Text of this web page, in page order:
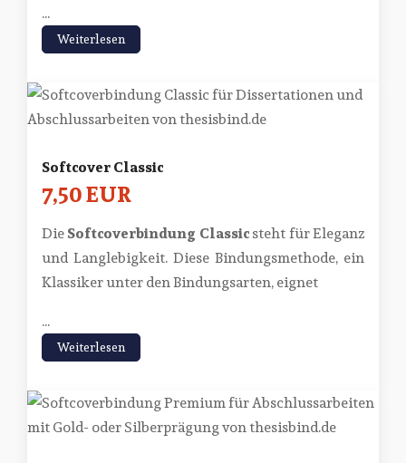
...
Weiterlesen
Softcover Classic
7,50 EUR
DieSoftcoverbindung Classicsteht für Eleganz
und Langlebigkeit. Diese Bindungsmethode, ein
Klassiker unter den Bindungsarten, eignet
...
Weiterlesen